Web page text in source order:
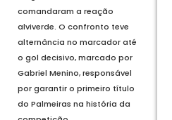
comandaram a reação
alviverde. O confronto teve
alternância no marcador até
o gol decisivo, marcado por
Gabriel Menino, responsável
por garantir o primeiro título
do Palmeiras na história da